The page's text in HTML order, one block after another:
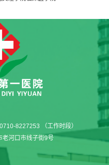
8227253 （工作时段）
老河口市线子街9号